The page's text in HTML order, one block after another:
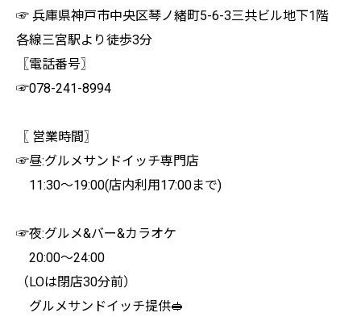
☞ 兵庫県神戸市中央区琴ノ緒町5-6-3三共ビル地下1階
各線三宮駅より徒歩3分
〖電話番号〗
☞078-241-8994
〖 営業時間〗
☞昼:グルメサンドイッチ専門店
11:30〜19:00(店内利用17:00まで)
☞夜:グルメ&バー&カラオケ
20:00〜24:00
（LOは閉店30分前）
グルメサンドイッチ提供🥪